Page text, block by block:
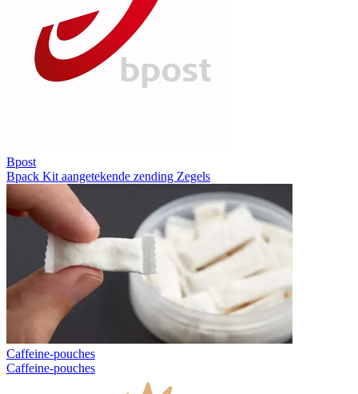
Bpost
Bpack Kit aangetekende zending Zegels
Caffeine-pouches
Caffeine-pouches